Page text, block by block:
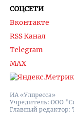
ИА «Улпресса»
Учредитель: ООО
Главный редактор:
СОЦСЕТИ
Вконтакте
RSS Канал
Telegram
MAX